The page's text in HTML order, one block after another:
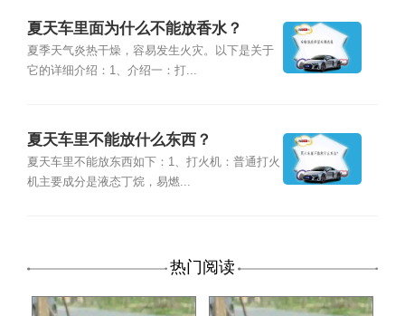
夏天车里面为什么不能放香水？
夏季天气炎热干燥，容易发生火灾。以下是关于
它的详细介绍：1、介绍一：打...
夏天车里不能放什么东西？
夏天车里不能放东西如下：1、打火机：普通打火
机主要成分是液态丁烷，易燃...
热门阅读